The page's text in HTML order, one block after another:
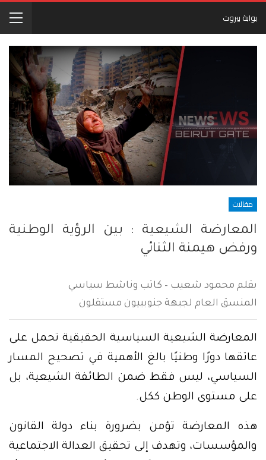
بوابة بيروت
مقالات
المعارضة الشيعية : بين الرؤية الوطنية
ورفض هيمنة الثنائي
بقلم محمود شعيب – كاتب وناشط سياسي
المنسق العام لجبهة جنوبييون مستقلون
المعارضة الشيعية السياسية الحقيقية تحمل على
عاتقها دورًا وطنيًا بالغ الأهمية في تصحيح المسار
السياسي، ليس فقط ضمن الطائفة الشيعية، بل
على مستوى الوطن ككل.
هذه المعارضة تؤمن بضرورة بناء دولة القانون
والمؤسسات، وتهدف إلى تحقيق العدالة الاجتماعية